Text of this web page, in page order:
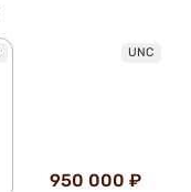
UNC
950 000 ₽